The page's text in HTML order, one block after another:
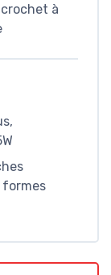
à
formes